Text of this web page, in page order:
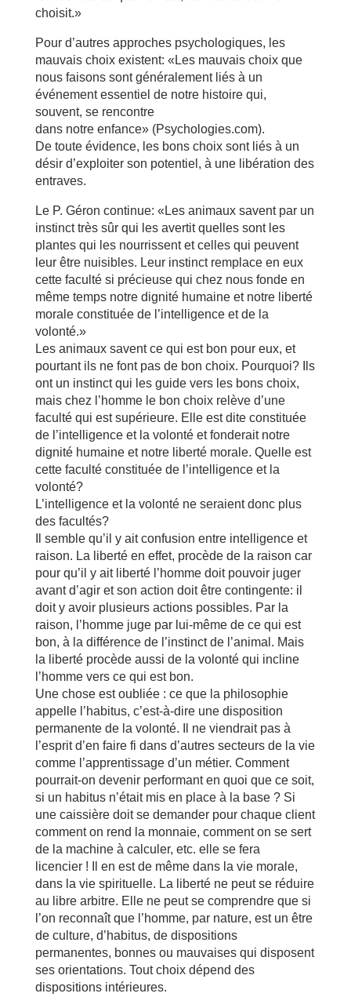
choisit.»
Pour d’autres approches psychologiques, les
mauvais choix existent: «Les mauvais choix que
nous faisons sont généralement liés à un
événement essentiel de notre histoire qui,
souvent, se rencontre
dans notre enfance» (Psychologies.com).
De toute évidence, les bons choix sont liés à un
désir d’exploiter son potentiel, à une libération des
entraves.
Le P. Géron continue: «Les animaux savent par un
instinct très sûr qui les avertit quelles sont les
plantes qui les nourrissent et celles qui peuvent
leur être nuisibles. Leur instinct remplace en eux
cette faculté si précieuse qui chez nous fonde en
même temps notre dignité humaine et notre liberté
morale constituée de l’intelligence et de la
volonté.»
Les animaux savent ce qui est bon pour eux, et
pourtant ils ne font pas de bon choix. Pourquoi? Ils
ont un instinct qui les guide vers les bons choix,
mais chez l’homme le bon choix relève d’une
faculté qui est supérieure. Elle est dite constituée
de l’intelligence et la volonté et fonderait notre
dignité humaine et notre liberté morale. Quelle est
cette faculté constituée de l’intelligence et la
volonté?
L’intelligence et la volonté ne seraient donc plus
des facultés?
Il semble qu’il y ait confusion entre intelligence et
raison. La liberté en effet, procède de la raison car
pour qu’il y ait liberté l’homme doit pouvoir juger
avant d’agir et son action doit être contingente: il
doit y avoir plusieurs actions possibles. Par la
raison, l’homme juge par lui-même de ce qui est
bon, à la différence de l’instinct de l’animal. Mais
la liberté procède aussi de la volonté qui incline
l’homme vers ce qui est bon.
Une chose est oubliée : ce que la philosophie
appelle l’habitus, c’est-à-dire une disposition
permanente de la volonté. Il ne viendrait pas à
l’esprit d’en faire fi dans d’autres secteurs de la vie
comme l’apprentissage d’un métier. Comment
pourrait-on devenir performant en quoi que ce soit,
si un habitus n’était mis en place à la base ? Si
une caissière doit se demander pour chaque client
comment on rend la monnaie, comment on se sert
de la machine à calculer, etc. elle se fera
licencier ! Il en est de même dans la vie morale,
dans la vie spirituelle. La liberté ne peut se réduire
au libre arbitre. Elle ne peut se comprendre que si
l’on reconnaît que l’homme, par nature, est un être
de culture, d’habitus, de dispositions
permanentes, bonnes ou mauvaises qui disposent
ses orientations. Tout choix dépend des
dispositions intérieures.